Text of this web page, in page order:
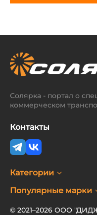
Солярка - портал о
коммерческом
Контакты
Категории
Популярные марки
© 2021–2026 ООО